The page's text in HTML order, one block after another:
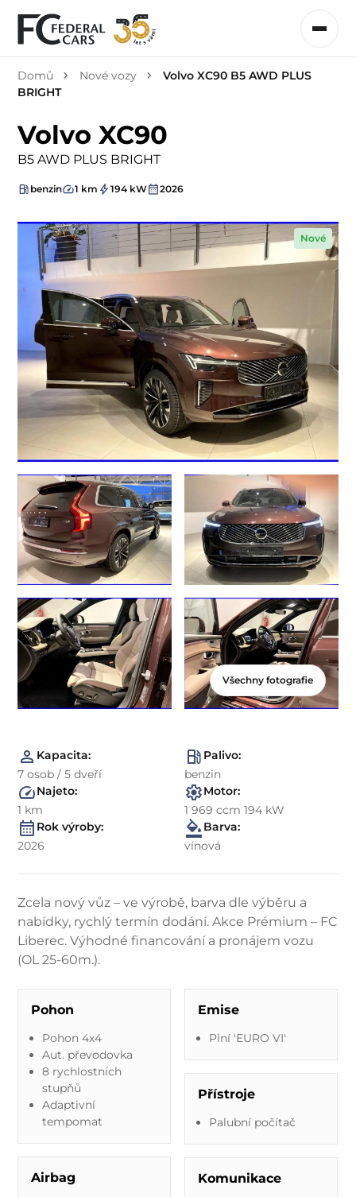
Domů Nové vozy
Volvo XC90 B5 AWD PLUS
BRIGHT
Volvo XC90
B5 AWD PLUS BRIGHT
benzin 1 km 194 kW 2026
Nové
Všechny fotografie
Kapacita:
7 osob / 5 dveří
Palivo:
benzin
Najeto:
1 km
Motor:
1 969 ccm 194 kW
Rok výroby:
2026
Barva:
vínová
Zcela nový vůz – ve výrobě, barva dle výběru a
nabídky, rychlý termín dodání. Akce Prémium – FC
Liberec. Výhodné financování a pronájem vozu
(OL 25-60m.).
Pohon
Pohon 4x4
Aut. převodovka
8 rychlostních
stupňů
Adaptivní
tempomat
Airbag
Emise
Plní 'EURO VI'
Přístroje
Palubní počítač
Komunikace